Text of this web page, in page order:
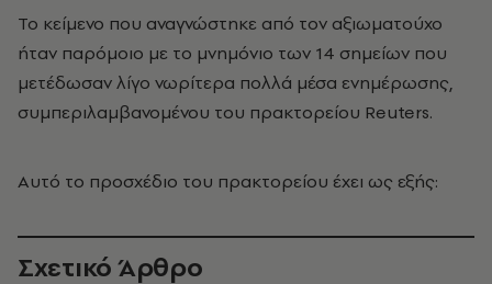
Το κείμενο που αναγνώστηκε από τον αξιωματούχο
ήταν παρόμοιο με το μνημόνιο των 14 σημείων που
μετέδωσαν λίγο νωρίτερα πολλά μέσα ενημέρωσης,
συμπεριλαμβανομένου του πρακτορείου Reuters.
Αυτό το προσχέδιο του πρακτορείου έχει ως εξής:
Σχετικό Άρθρο